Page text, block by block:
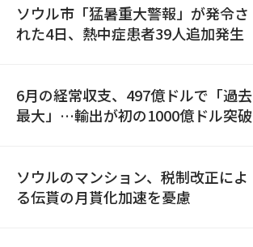
ソウル市「猛暑重大警報」が発令さ
れた4日、熱中症患者39人追加発生
6月の経常収支、497億ドルで「過去
最大」…輸出が初の1000億ドル突破
ソウルのマンション、税制改正によ
る伝貰の月貰化加速を憂慮